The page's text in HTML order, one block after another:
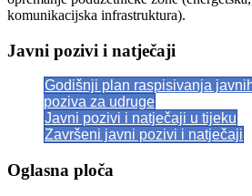
komunikacijska infrastruktura).
Javni pozivi i natječaji
Godišnji plan raspisivanja
poziva za udruge
Javni pozivi i natječaji u tijeku
Završeni javni pozivi i natječaji
Oglasna ploča